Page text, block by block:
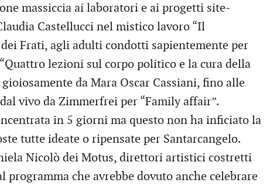
massiccia ai laboratori e ai progetti site-
Castellucci nel mistico lavoro “Il
Frati, agli adulti condotti sapientemente per
lezioni sul corpo politico e la cura della
da Mara Oscar Cassiani, fino alle
vivo da Zimmerfrei per “Family affair”.
in 5 giorni ma questo non ha inficiato la
tutte ideate o ripensate per Santarcangelo.
Nicolò dei Motus, direttori artistici costretti
programma che avrebbe dovuto anche celebrare